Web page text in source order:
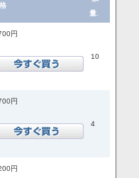
量.
円
10
円
4
円